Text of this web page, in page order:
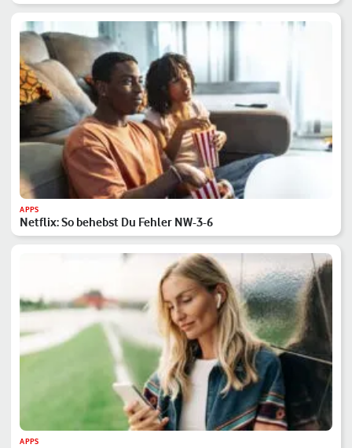
APPS
Netflix: So behebst Du Fehler NW-3-6
APPS